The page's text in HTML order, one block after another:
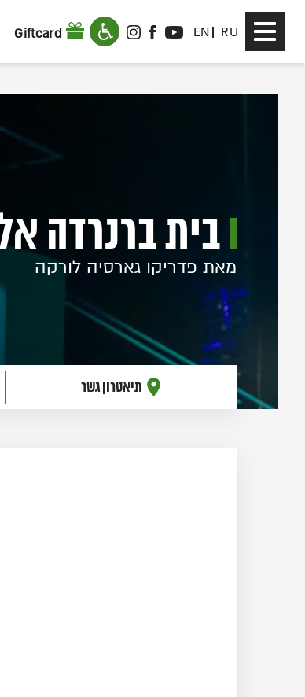
דלג לסרגל הניווט
דלג לתוכן
Toggle
navigation
RU
EN
Giftcard
בית ברנרדה
מאת פדריקו גארסיה לורקה
תיאטרון גשר